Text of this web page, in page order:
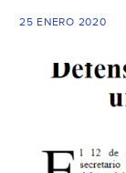
25 ENERO 2020